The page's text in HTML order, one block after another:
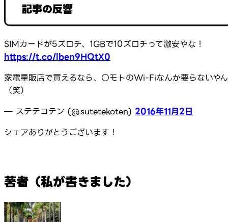
記事の反響
SIMカードが5ズロチ、1GBで10ズロチって激安やな！
https://t.co/lben9HQtX0
家電量販店で買えるなら、○モトのWi-Fiなんか要らないやん
（笑）
— ステテコテン (@sutetekoten) 2016年11月2日
シェアありがとうございます！
著者（私が書きました）